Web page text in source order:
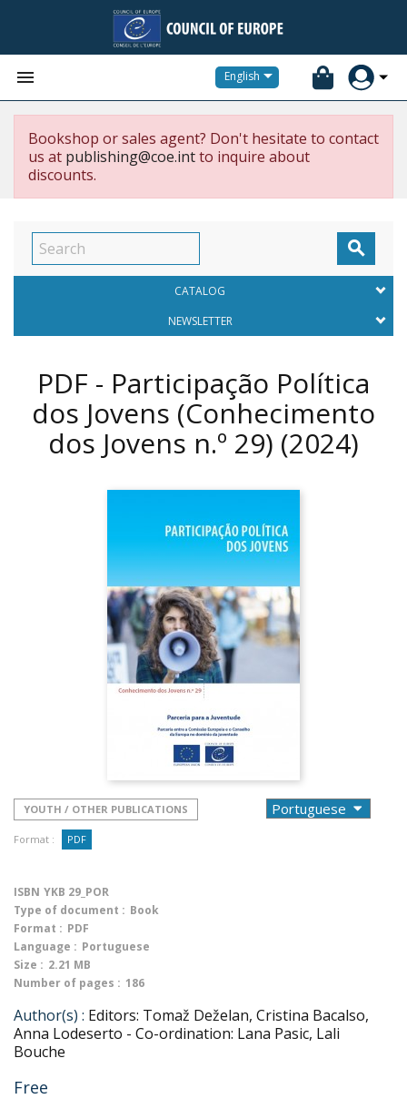
 English
Bookshop or sales agent? Don't hesitate to contact
us at publishing@coe.intto inquire about
discounts.

CATALOG
NEWSLETTER
PDF - Participação Política
dos Jovens (Conhecimento
dos Jovens n.º 29) (2024)
YOUTH / OTHER PUBLICATIONS
Format : PDF
ISBN YKB 29_POR
Type of document : Book
Format : PDF
Language : Portuguese
Size : 2.21 MB
Number of pages : 186
Author(s) : Editors: Tomaž Deželan, Cristina Bacalso,
Anna Lodeserto - Co-ordination: Lana Pasic, Lali
Bouche
Free